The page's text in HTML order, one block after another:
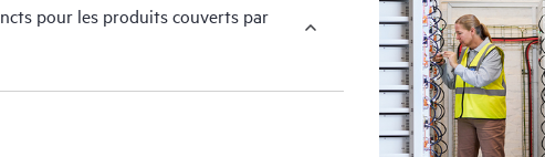
pour les produits couverts par